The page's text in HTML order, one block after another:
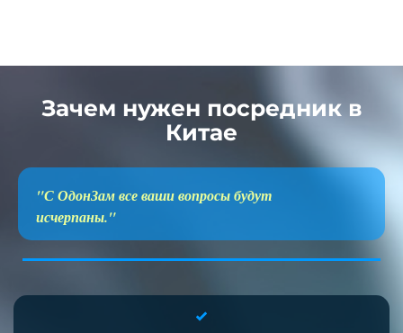
Зачем нужен посредник в
Китае
"С ОдонЗам все ваши вопросы будут
исчерпаны."